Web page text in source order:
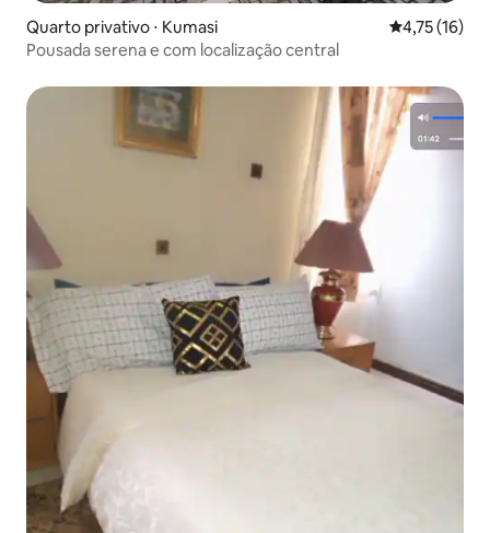
Quarto privativo ⋅ Kumasi 4,75 de uma
4,75 (16)
Pousada serena e com localização central